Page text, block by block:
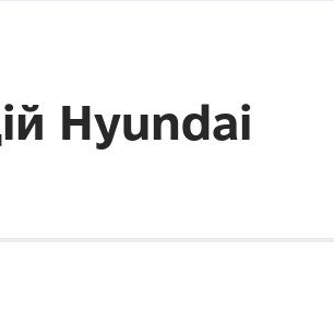
Hyundai